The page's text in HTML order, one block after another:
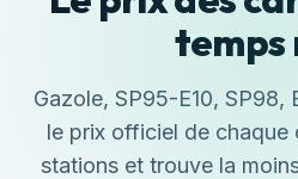
temps
Gazole, SP95-E10, SP98,
le prix officiel de chaque
stations et trouve la